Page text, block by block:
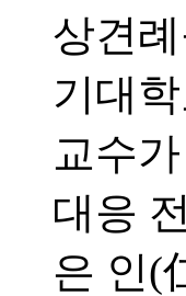
상견
기대
교수
대응
은 인(